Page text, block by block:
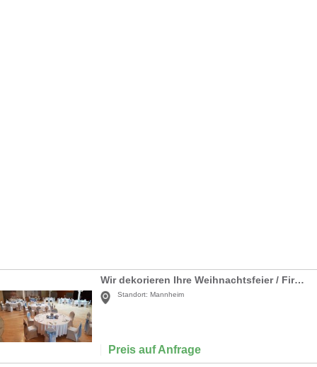
Wir dekorieren Ihre Weihnachtsfeier / Firmenfeier / Jubiläumsfeier
Standort: Mannheim
Preis auf Anfrage